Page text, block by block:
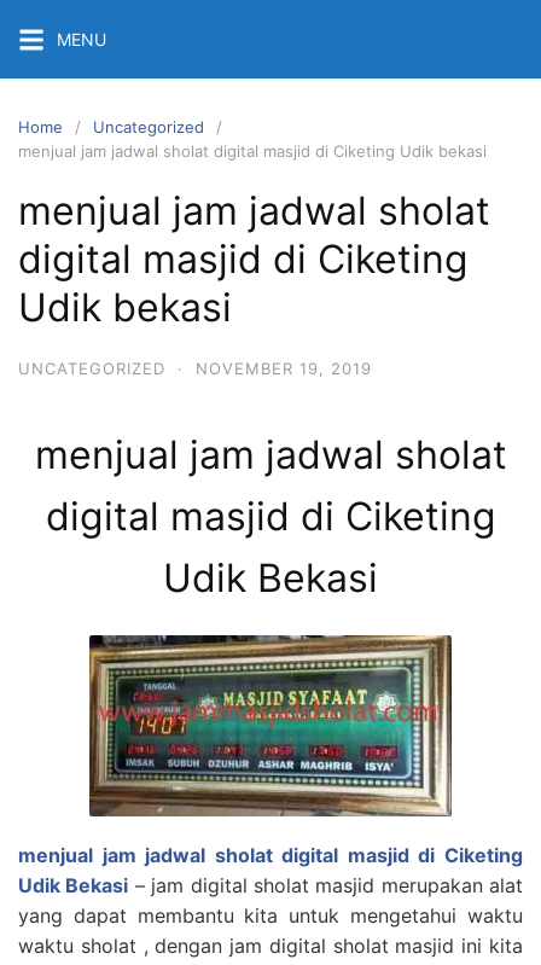
content
MENU
Home
Uncategorized
menjual jam jadwal sholat digital masjid di Ciketing Udik bekasi
menjual jam jadwal sholat
digital masjid di Ciketing
Udik bekasi
UNCATEGORIZED · NOVEMBER 19, 2019
menjual jam jadwal sholat
digital masjid di Ciketing
Udik Bekasi
menjual jam jadwal sholat digital masjid di Ciketing
Udik Bekasi – jam digital sholat masjid merupakan alat
yang dapat membantu kita untuk mengetahui waktu
waktu sholat , dengan jam digital sholat masjid ini kita